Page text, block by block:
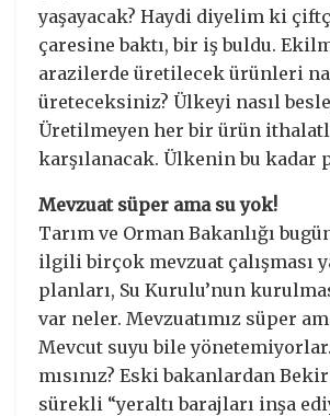
yaşayacak? Haydi diyelim ki
çaresine baktı, bir iş buldu.
arazilerde üretilecek ürünleri
üreteceksiniz? Ülkeyi nasıl
Üretilmeyen her bir ürün
karşılanacak. Ülkenin bu kadar
Mevzuat süper ama su yok!
Tarım ve Orman Bakanlığı
ilgili birçok mevzuat çalışması
planları, Su Kurulu’nun
var neler. Mevzuatımız süper
Mevcut suyu bile
mısınız? Eski bakanlardan
sürekli “yeraltı barajları inşa